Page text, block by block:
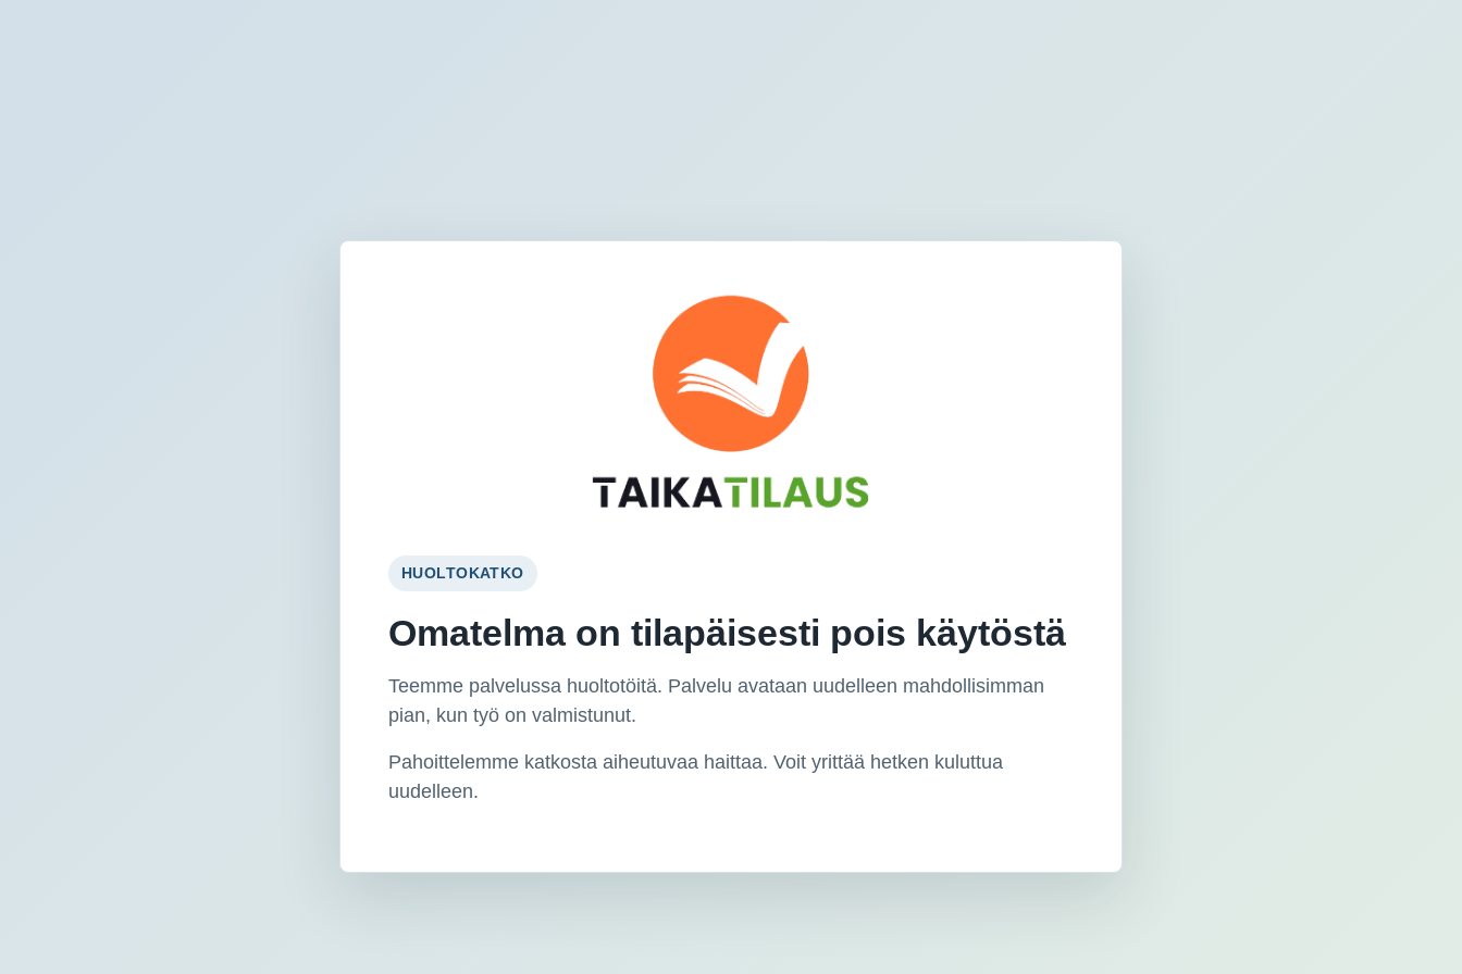
HUOLTOKATKO
Omatelma on tilapäisesti pois käytöstä
Teemme palvelussa huoltotöitä. Palvelu avataan uudelleen mahdollisimman
pian, kun työ on valmistunut.
Pahoittelemme katkosta aiheutuvaa haittaa. Voit yrittää hetken kuluttua
uudelleen.